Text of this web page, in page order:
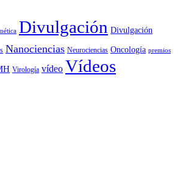
Divulgación Divulgación
Nanociencias Neurociencias Oncología premios
Virología vídeo Vídeos